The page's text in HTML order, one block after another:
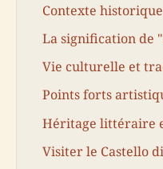
Contexte
La signification de
Vie culturelle et
Points forts
Héritage littéraire
Visiter le Castello